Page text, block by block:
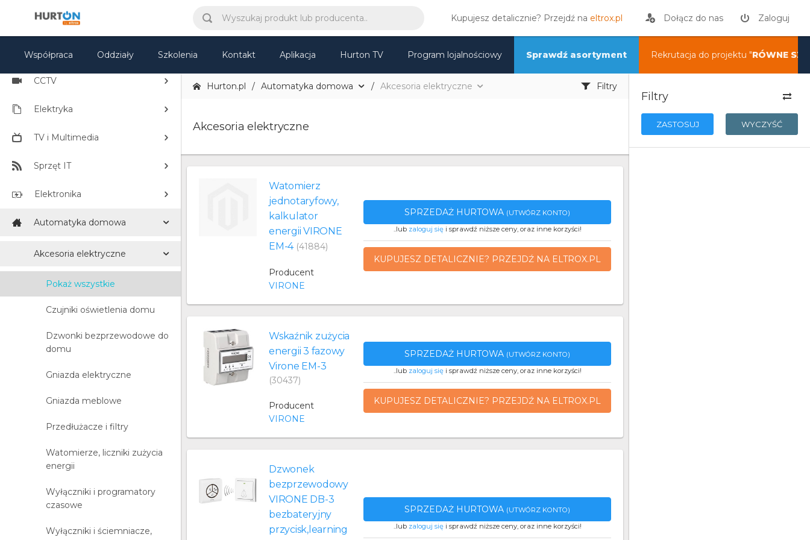
Kupujesz detalicznie? Przejdź na eltrox.pl Dołącz do nas Zaloguj
Współpraca Oddziały Szkolenia Kontakt Aplikacja Hurton TV Program lojalnościowy Sprawdź asortyment Rekrutacja do projektu "RÓWNE
CCTV
Elektryka
TV i Multimedia
Sprzęt IT
Elektronika
Automatyka domowa
Akcesoria elektryczne
Pokaż wszystkie
Czujniki oświetlenia domu
Dzwonki bezprzewodowe do
domu
Gniazda elektryczne
Gniazda meblowe
Przedłużacze i filtry
Watomierze, liczniki zużycia
energii
Wyłączniki i programatory
czasowe
Wyłączniki i ściemniacze,
Hurton.pl Automatyka domowa Akcesoria elektryczne Filtry
Akcesoria elektryczne
Watomierz
jednotaryfowy,
kalkulator
energii VIRONE
EM-4 (41884)
Producent
VIRONE
SPRZEDAŻ HURTOWA (UTWÓRZ KONTO)
..lub zaloguj sięi sprawdź niższe ceny, oraz inne korzyści!
KUPUJESZ DETALICZNIE? PRZEJDŹ NA ELTROX.PL
Wskaźnik zużycia
energii 3 fazowy
Virone EM-3
(30437)
Producent
VIRONE
SPRZEDAŻ HURTOWA (UTWÓRZ KONTO)
..lub zaloguj sięi sprawdź niższe ceny, oraz inne korzyści!
KUPUJESZ DETALICZNIE? PRZEJDŹ NA ELTROX.PL
Dzwonek
bezprzewodowy
VIRONE DB-3
bezbateryjny
przycisk,learning
SPRZEDAŻ HURTOWA (UTWÓRZ KONTO)
..lub zaloguj sięi sprawdź niższe ceny, oraz inne korzyści!
Filtry
ZASTOSUJ WYCZYŚĆ